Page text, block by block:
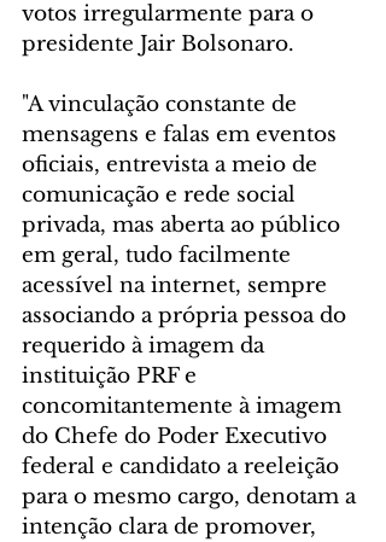
votos irregularmente para o
presidente Jair Bolsonaro.
"A vinculação constante de
mensagens e falas em eventos
oficiais, entrevista a meio de
comunicação e rede social
privada, mas aberta ao público
em geral, tudo facilmente
acessível na internet, sempre
associando a própria pessoa do
requerido à imagem da
instituição PRF e
concomitantemente à imagem
do Chefe do Poder Executivo
federal e candidato a reeleição
para o mesmo cargo, denotam a
intenção clara de promover,